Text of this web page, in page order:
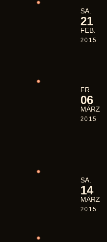
SA.
21
FEB.
2015
FR.
06
MÄRZ
2015
SA.
14
MÄRZ
2015